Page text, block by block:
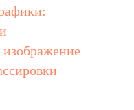
изображение